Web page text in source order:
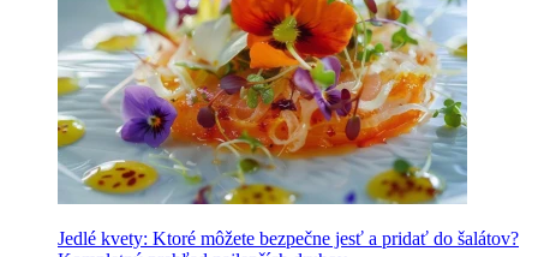
Jedlé kvety: Ktoré môžete bezpečne jesť a pridať do šalátov?